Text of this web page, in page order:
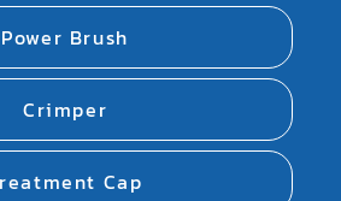
Power Brush
Crimper
Cap